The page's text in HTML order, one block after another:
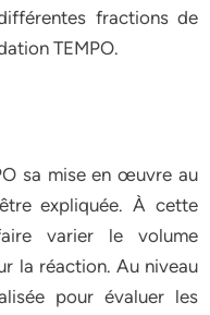
fractions de
TEMPO.
sa mise en œuvre au
expliquée. À cette
varier le volume
la réaction. Au niveau
pour évaluer les